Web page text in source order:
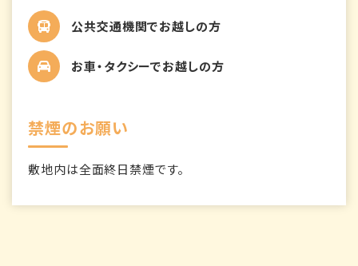
公共交通機関でお越しの方
お車・タクシーでお越しの方
禁煙のお願い
敷地内は全面終日禁煙です。